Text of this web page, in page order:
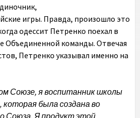
игры. Правда, произошло это
одессит Петренко поехал в
Объединенной команды. Отвечая
Петренко указывал именно на
Союзе, я воспитанник школы
была создана во
Союза. Я продукт этой